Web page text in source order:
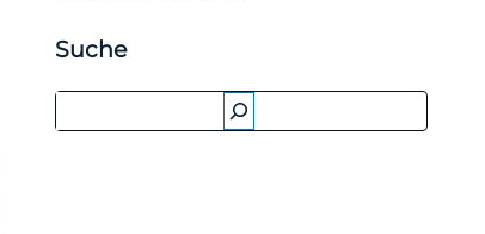
Suche